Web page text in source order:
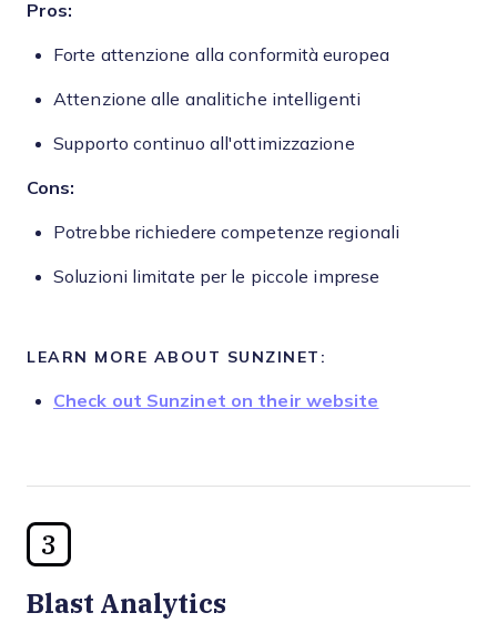
Pros:
Forte attenzione alla conformità europea
Attenzione alle analitiche intelligenti
Supporto continuo all'ottimizzazione
Cons:
Potrebbe richiedere competenze regionali
Soluzioni limitate per le piccole imprese
LEARN MORE ABOUT SUNZINET:
Check out Sunzinet on their website
3
Blast Analytics